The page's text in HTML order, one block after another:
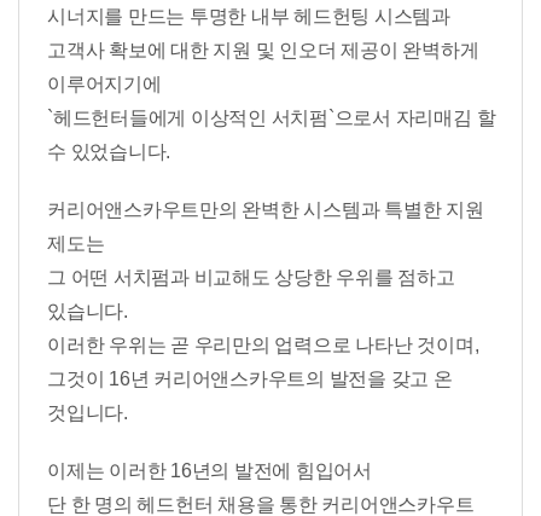
시너지를 만드는 투명한 내부 헤드헌팅 시스템과
고객사 확보에 대한 지원 및 인오더 제공이 완벽하게
이루어지기에
`헤드헌터들에게 이상적인 서치펌`으로서 자리매김 할
수 있었습니다.
커리어앤스카우트만의 완벽한 시스템과 특별한 지원
제도는
그 어떤 서치펌과 비교해도 상당한 우위를 점하고
있습니다.
이러한 우위는 곧 우리만의 업력으로 나타난 것이며,
그것이 16년 커리어앤스카우트의 발전을 갖고 온
것입니다.
이제는 이러한 16년의 발전에 힘입어서
단 한 명의 헤드헌터 채용을 통한 커리어앤스카우트